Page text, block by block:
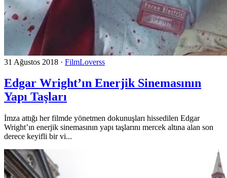
31 Ağustos 2018 · FilmLoverss
Edgar Wright’ın Enerjik Sinemasının
Yapı Taşları
İmza attığı her filmde yönetmen dokunuşları hissedilen Edgar
Wright’ın enerjik sinemasının yapı taşlarını mercek altına alan son
derece keyifli bir vi...